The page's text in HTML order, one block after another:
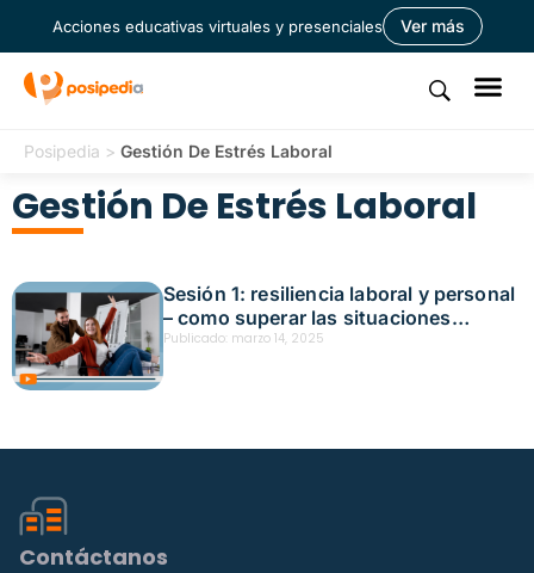
Acciones educativas virtuales y presenciales Ver más
Posipedia > Gestión De Estrés Laboral
Gestión De Estrés Laboral
Sesión 1: resiliencia laboral y personal
– como superar las situaciones
críticas en el trabajo y en la vida
Publicado: marzo 14, 2025
Contáctanos